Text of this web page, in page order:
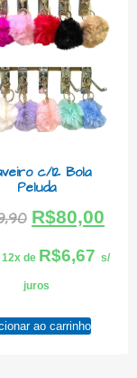
c/12 Bola
Peluda
R$80,00
de R$6,67 s/
juros
ao carrinho